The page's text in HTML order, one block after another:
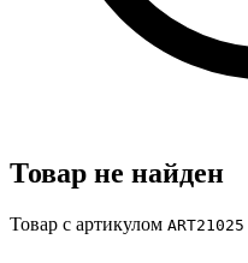
Товар не найден
Товар с артикулом ART21025